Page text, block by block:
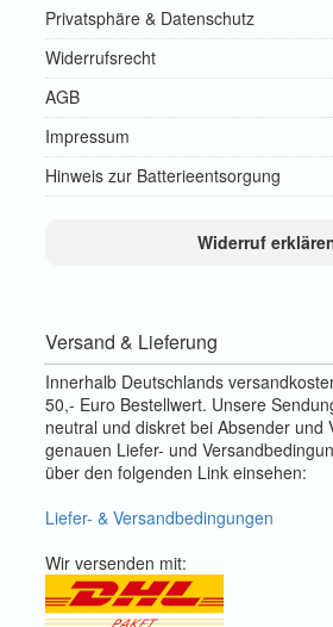
Privatsphäre & Datenschutz
Widerrufsrecht
AGB
Impressum
Hinweis zur Batterieentsorgung
Widerruf
Versand & Lieferung
Innerhalb Deutschlands
50,- Euro Bestellwert. Unsere
neutral und diskret bei Absender und
genauen Liefer- und
über den folgenden Link einsehen:
Liefer- & Versandbedingungen
Wir versenden mit: